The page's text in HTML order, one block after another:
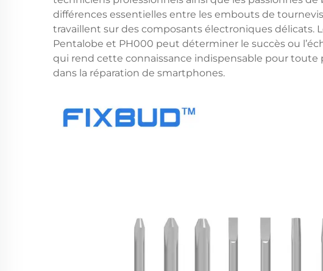
différences essentielles entre les embouts de
travaillent sur des composants électroniques délicats.
Pentalobe et PH000 peut déterminer le succès ou
qui rend cette connaissance indispensable pour
dans la réparation de smartphones.